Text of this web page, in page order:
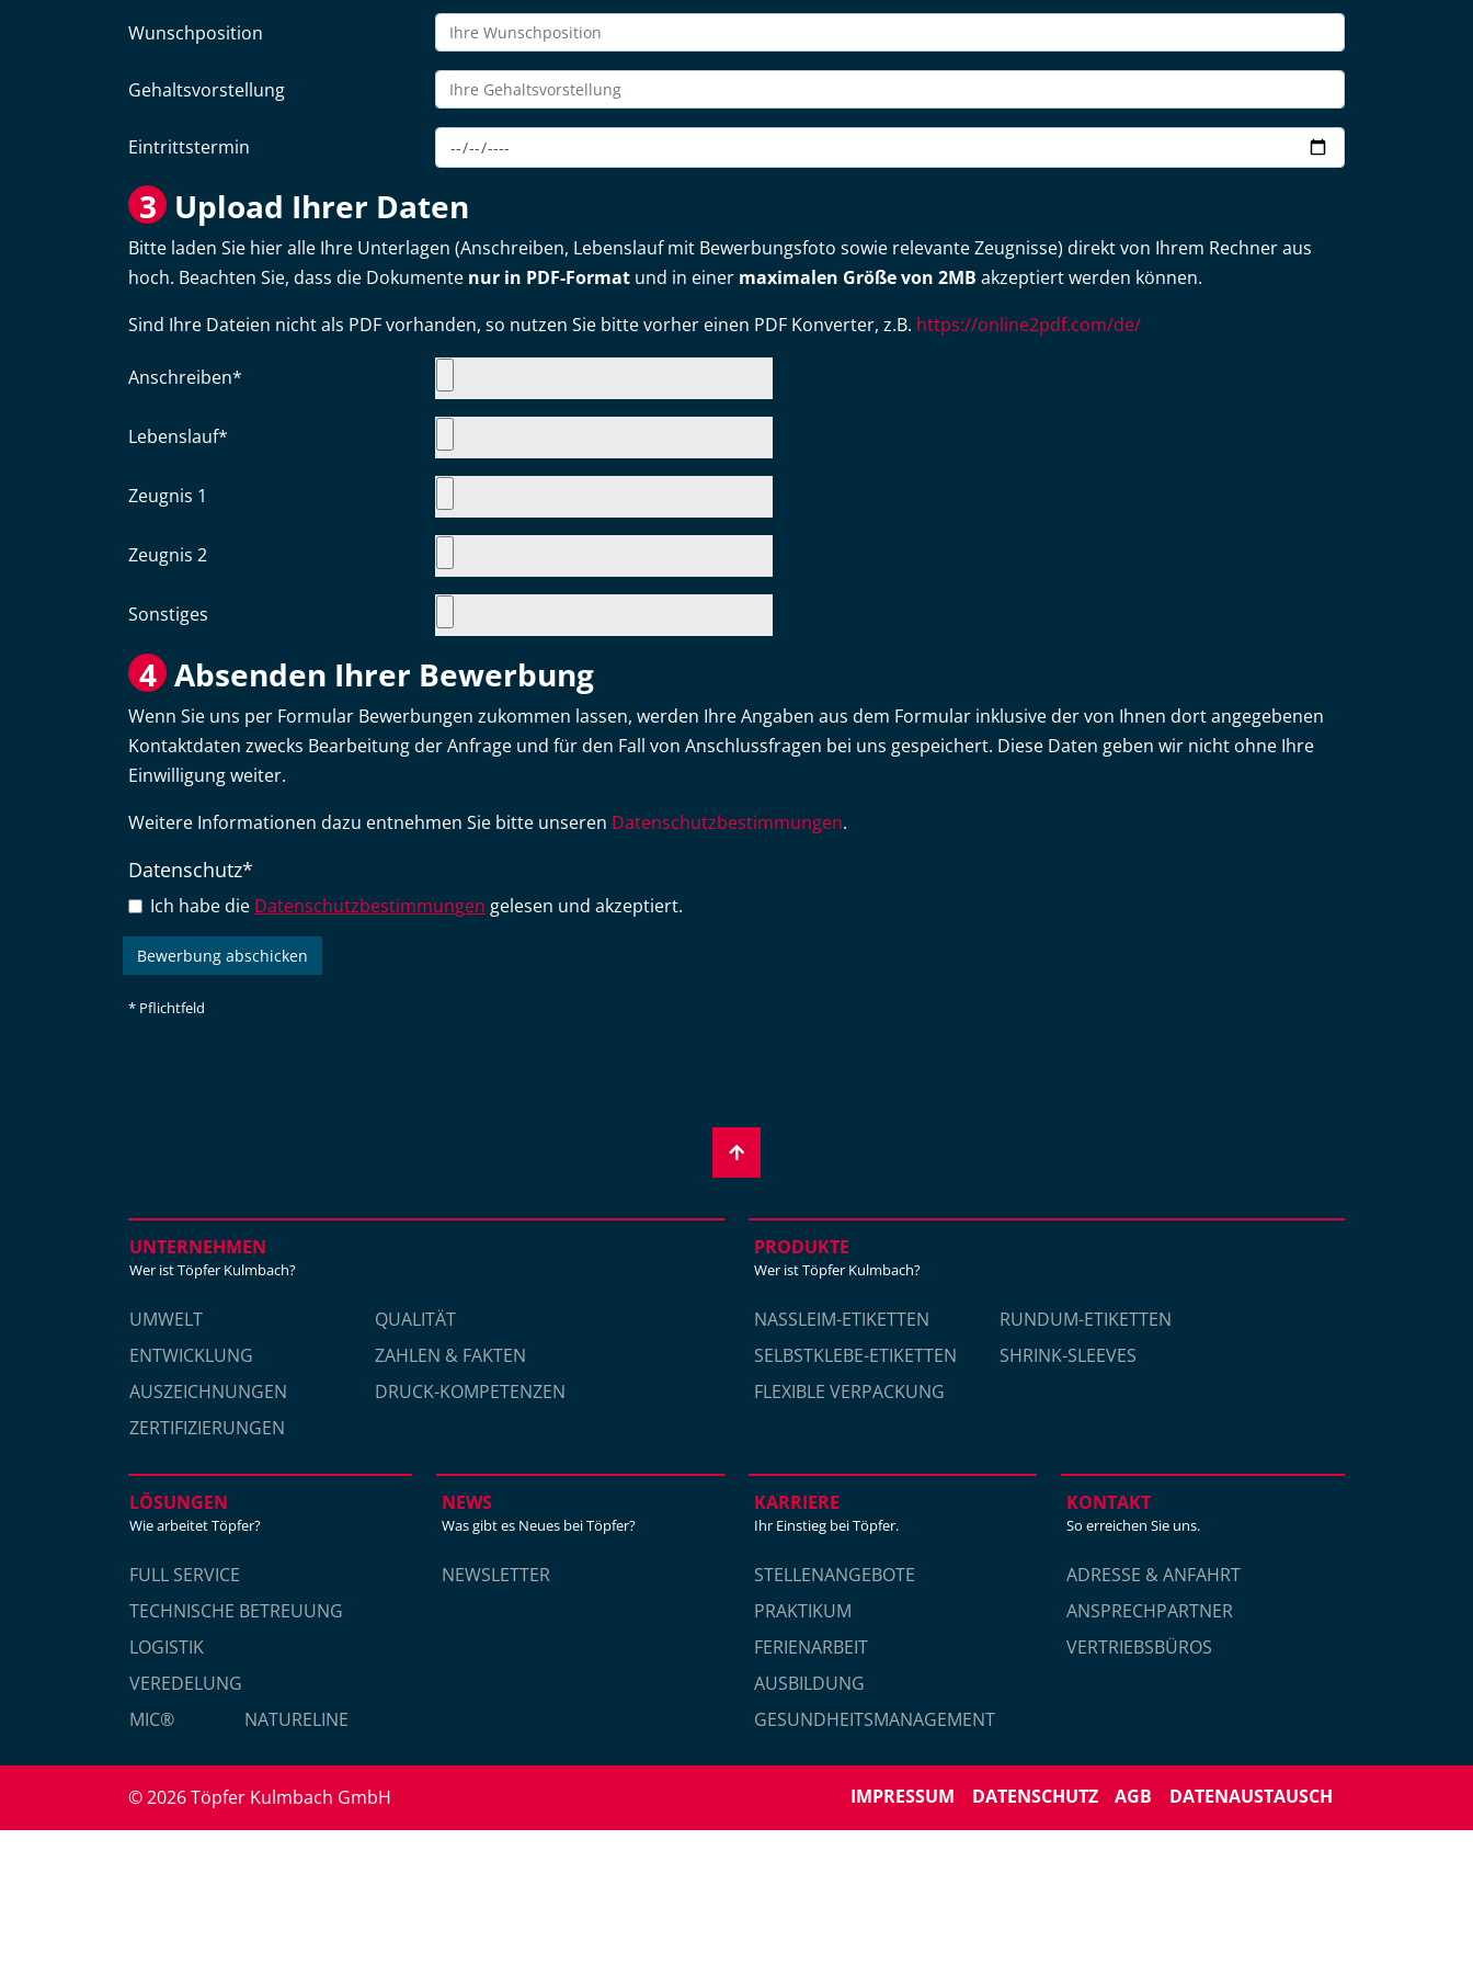
Wunschposition
Gehaltsvorstellung
Eintrittstermin
3 Upload Ihrer Daten
Bitte laden Sie hier alle Ihre Unterlagen (Anschreiben, Lebenslauf mit Bewerbungsfoto sowie relevante Zeugnisse) direkt von Ihrem Rechner aus
hoch. Beachten Sie, dass die Dokumente nur in PDF-Format und in einer maximalen Größe von 2MB akzeptiert werden können.
Sind Ihre Dateien nicht als PDF vorhanden, so nutzen Sie bitte vorher einen PDF Konverter, z.B. https://online2pdf.com/de/
Anschreiben*
Lebenslauf*
Zeugnis 1
Zeugnis 2
Sonstiges
4 Absenden Ihrer Bewerbung
Wenn Sie uns per Formular Bewerbungen zukommen lassen, werden Ihre Angaben aus dem Formular inklusive der von Ihnen dort angegebenen
Kontaktdaten zwecks Bearbeitung der Anfrage und für den Fall von Anschlussfragen bei uns gespeichert. Diese Daten geben wir nicht ohne Ihre
Einwilligung weiter.
Weitere Informationen dazu entnehmen Sie bitte unseren Datenschutzbestimmungen.
Datenschutz*
Ich habe die Datenschutzbestimmungen gelesen und akzeptiert.
Bewerbung abschicken
* Pflichtfeld
UNTERNEHMEN
Wer ist Töpfer Kulmbach?
UMWELT
QUALITÄT
ENTWICKLUNG
ZAHLEN & FAKTEN
AUSZEICHNUNGEN
DRUCK-KOMPETENZEN
ZERTIFIZIERUNGEN
PRODUKTE
Wer ist Töpfer Kulmbach?
NASSLEIM-ETIKETTEN
RUNDUM-ETIKETTEN
SELBSTKLEBE-ETIKETTEN
SHRINK-SLEEVES
FLEXIBLE VERPACKUNG
LÖSUNGEN
Wie arbeitet Töpfer?
FULL SERVICE
TECHNISCHE BETREUUNG
LOGISTIK
VEREDELUNG
MIC®
NATURELINE
NEWS
Was gibt es Neues bei Töpfer?
NEWSLETTER
KARRIERE
Ihr Einstieg bei Töpfer.
STELLENANGEBOTE
PRAKTIKUM
FERIENARBEIT
AUSBILDUNG
GESUNDHEITSMANAGEMENT
KONTAKT
So erreichen Sie uns.
ADRESSE & ANFAHRT
ANSPRECHPARTNER
VERTRIEBSBÜROS
IMPRESSUM DATENSCHUTZ AGB DATENAUSTAUSCH
© 2026 Töpfer Kulmbach GmbH